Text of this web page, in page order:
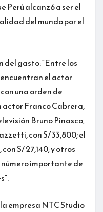
Perú alcanzó a ser el
del mundo por el
del gasto: “Entre los
el actor
una orden de
actor Franco Cabrera,
Bruno Pinasco,
con S/ 33,800; el
S/ 27,140; y otros
importante de
empresa NTC Studio